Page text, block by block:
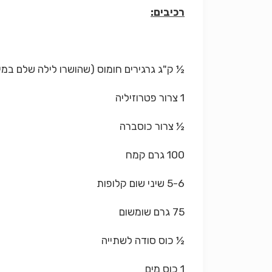
רכיבים:
½ ק"ג גרגירים חומוס (שהושרו לילה שלם
1 צרור פטרוזיליה
½ צרור כוסברה
100 גרם קמח
5-6 שיני שום קלופות
75 גרם שומשום
½ כוס סודה לשתייה
1 כוס מים